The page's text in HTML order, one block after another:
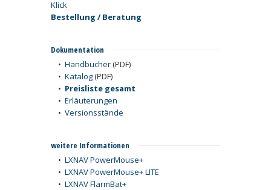
Bestellung / Beratung
Dokumentation
• Handbücher(PDF)
• Katalog(PDF)
• Preisliste gesamt
• Erläuterungen
• Versionsstände
weitere Informationen
• LXNAV PowerMouse+
• LXNAV PowerMouse+ LITE
• LXNAV FlarmBat+